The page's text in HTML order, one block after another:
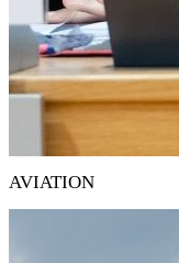
AVIATION